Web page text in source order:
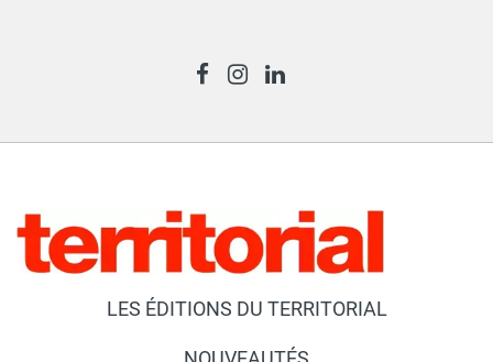
LES ÉDITIONS DU TERRITORIAL